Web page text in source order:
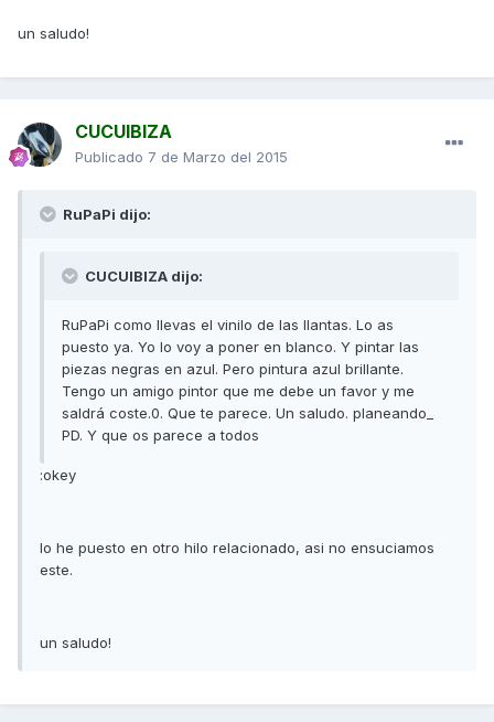
un saludo!
CUCUIBIZA
Publicado 7 de Marzo del 2015
RuPaPi dijo:
CUCUIBIZA dijo:
RuPaPi como llevas el vinilo de las llantas. Lo as
puesto ya. Yo lo voy a poner en blanco. Y pintar las
piezas negras en azul. Pero pintura azul brillante.
Tengo un amigo pintor que me debe un favor y me
saldrá coste.0. Que te parece. Un saludo. planeando_
PD. Y que os parece a todos
:okey
lo he puesto en otro hilo relacionado, asi no ensuciamos
este.
un saludo!